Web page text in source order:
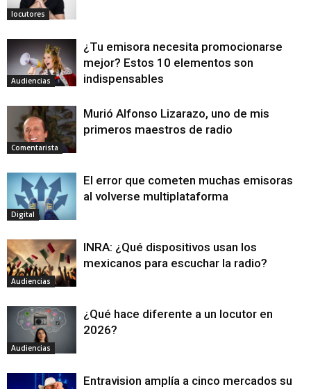
locutores
Audiencias
¿Tu emisora necesita promocionarse
mejor? Estos 10 elementos son
indispensables
Comentarista
Murió Alfonso Lizarazo, uno de mis
primeros maestros de radio
Digital
El error que cometen muchas emisoras
al volverse multiplataforma
Audiencias
INRA: ¿Qué dispositivos usan los
mexicanos para escuchar la radio?
Audiencias
¿Qué hace diferente a un locutor en
2026?
Entravision amplía a cinco mercados su